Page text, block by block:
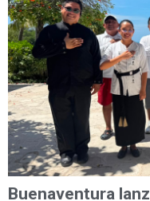
Buenaventura